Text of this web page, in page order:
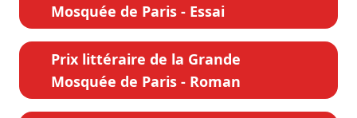
Mosquée de Paris - Essai
Prix littéraire de la Grande
Mosquée de Paris - Roman